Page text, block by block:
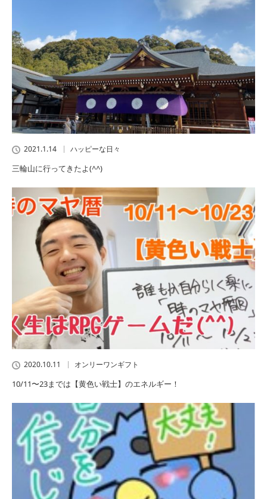
2021.1.14 ハッピーな日々
三輪山に行ってきたよ(^^)
2020.10.11 オンリーワンギフト
10/11〜23までは【黄色い戦士】のエネルギー！